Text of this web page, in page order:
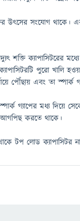
উৎসের সংযোগ থাকে।
শক্তি ক্যাপাসিটরের
পুরো খালি
পৌঁছায় এবং তা স্পার্ক
গ্যাপের মধ্য দিয়ে
আগপিছ করতে থাকে।
টপ লোড